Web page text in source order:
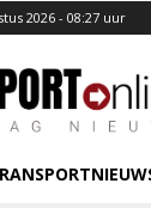
2026 - 08:27 uur